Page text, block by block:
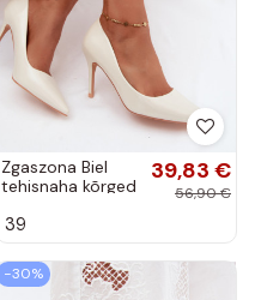
Zgaszona Biel
tehisnaha kõrged
lakiefektiga
39,83 €
56,90 €
39
−30%